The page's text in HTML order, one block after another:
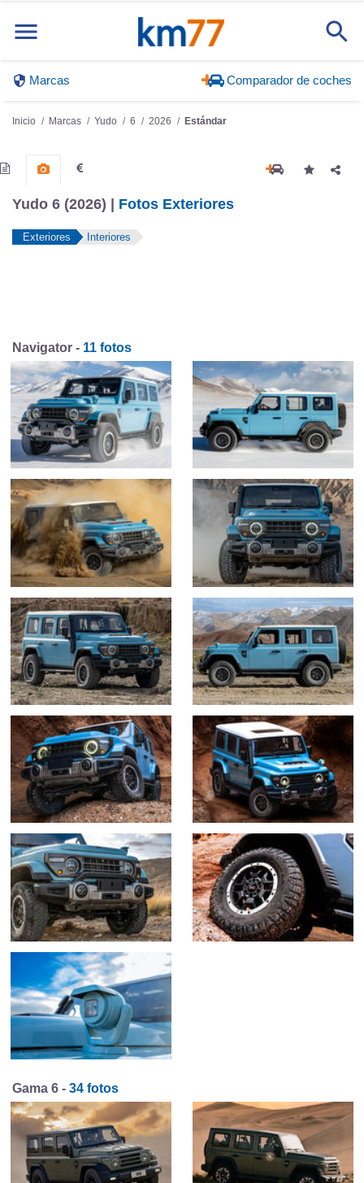
Marcas Comparador de coches
Inicio Marcas Yudo 6 2026 Estándar
Yudo 6 (2026) | Fotos Exteriores
Exteriores Interiores
Navigator - 11 fotos
Gama 6 - 34 fotos